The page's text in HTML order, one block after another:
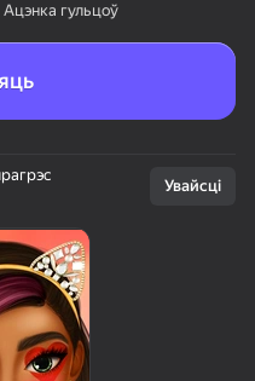
гарызантальнай
Ацэнка гульцоў
Увайсці